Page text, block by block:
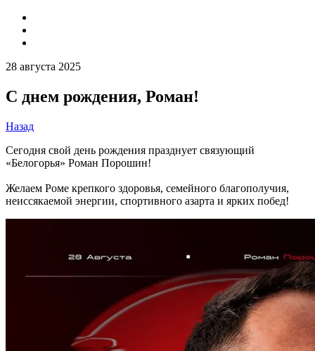
28 августа 2025
С днем рождения, Роман!
Назад
Сегодня свой день рождения празднует связующий
«Белогорья» Роман Порошин!
Желаем Роме крепкого здоровья, семейного благополучия,
неиссякаемой энергии, спортивного азарта и ярких побед!